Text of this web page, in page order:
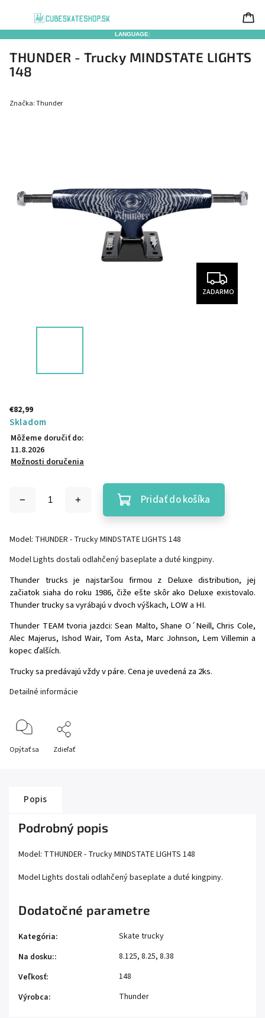
LANGUAGE:
THUNDER - Trucky MINDSTATE LIGHTS
148
Značka:Thunder
ZADARMO
€82,99
Skladom
Môžeme doručiť do:
11.8.2026
Možnosti doručenia
Pridať do košíka
Model: THUNDER - Trucky MINDSTATE LIGHTS 148
Model Lights dostali odlahčený baseplate a duté kingpiny.
Thunder trucks je najstaršou firmou z Deluxe distribution, jej
začiatok siaha do roku 1986, čiže ešte skôr ako Deluxe existovalo.
Thunder trucky sa vyrábajú v dvoch výškach, LOW a HI.
Thunder TEAM tvoria jazdci: Sean Malto, Shane O´Neill, Chris Cole,
Alec Majerus, Ishod Wair, Tom Asta, Marc Johnson, Lem Villemin a
kopec ďalších.
Trucky sa predávajú vždy v páre. Cena je uvedená za 2ks.
Detailné informácie
Opýtať sa Zdieľať
Popis
Podrobný popis
Model: TTHUNDER - Trucky MINDSTATE LIGHTS 148
Model Lights dostali odlahčený baseplate a duté kingpiny.
Dodatočné parametre
Kategória:
Skate trucky
Na dosku::
8.125, 8.25, 8.38
Veľkosť:
148
Výrobca: Thunder